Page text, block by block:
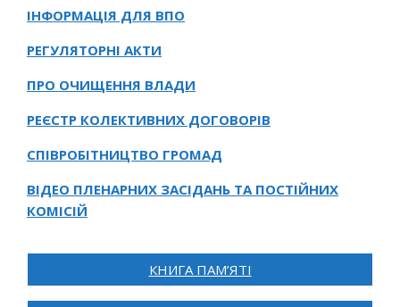
ІНФОРМАЦІЯ ДЛЯ ВПО
РЕГУЛЯТОРНІ АКТИ
ПРО ОЧИЩЕННЯ ВЛАДИ
РЕЄСТР КОЛЕКТИВНИХ ДОГОВОРІВ
СПІВРОБІТНИЦТВО ГРОМАД
ВІДЕО ПЛЕНАРНИХ ЗАСІДАНЬ ТА ПОСТІЙНИХ
КОМІСІЙ
КНИГА ПАМ’ЯТІ